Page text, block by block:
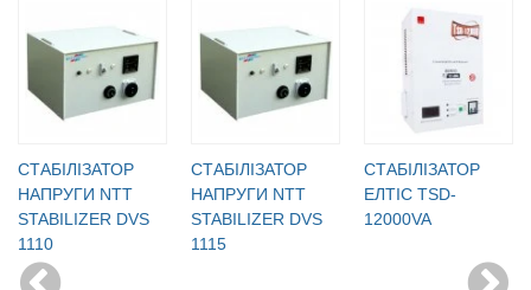
CТАБІЛІЗАТОР
НАПРУГИ NTT
STABILIZER DVS
1110
CТАБІЛІЗАТОР
НАПРУГИ NTT
STABILIZER DVS
1115
СТАБІЛІЗАТОР
ЕЛТІС TSD-
12000VA